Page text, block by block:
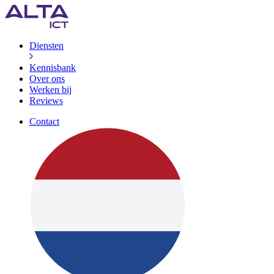
Diensten
Kennisbank
Over ons
Werken bij
Reviews
Contact